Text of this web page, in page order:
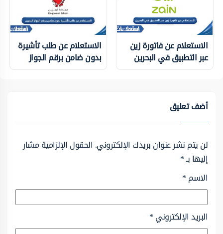
الاستعلام عن فاتورة زين
عبر التطبيق في البحرين
الاستعلام عن طلب تأشيرة
بدون ضامن برقم الجواز
أضف تعليق
لن يتم نشر عنوان بريدك الإلكتروني. الحقول الإلزامية مشار
إليها بـ*
الاسم*
البريد الإلكتروني*